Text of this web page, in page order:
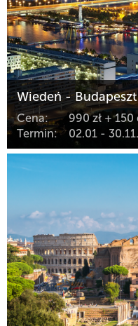
Wiedeń -
Cena:
990 zł + 150
Termin:
02.01 -